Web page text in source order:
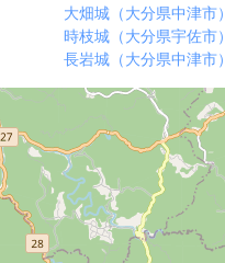
大畑城（大分県中津市）
時枝城（大分県宇佐市）
長岩城（大分県中津市）